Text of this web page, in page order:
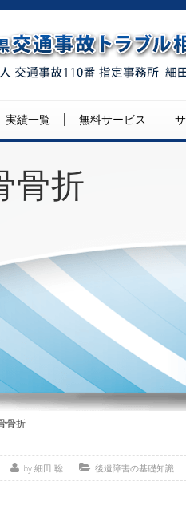
実績一覧 無料サービス
骨折
骨折
by 細田 聡 後遺障害の基礎知識